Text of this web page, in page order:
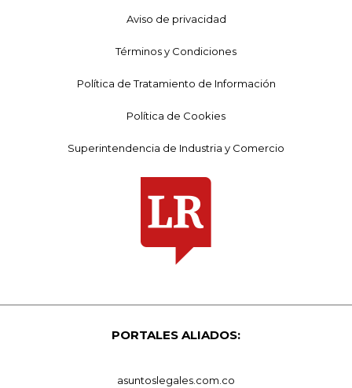
Aviso de privacidad
Términos y Condiciones
Política de Tratamiento de Información
Política de Cookies
Superintendencia de Industria y Comercio
PORTALES ALIADOS:
asuntoslegales.com.co